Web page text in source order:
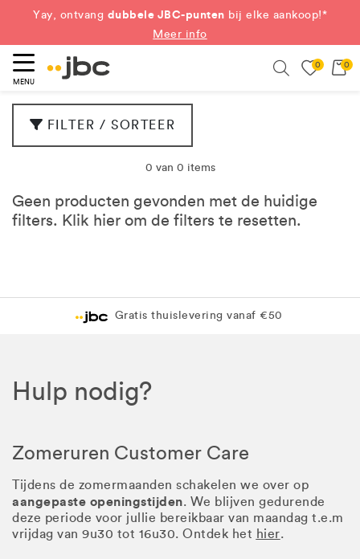
Yay, ontvang dubbele JBC-punten bij elke aankoop!*
Meer info
MENU
0 0
FILTER / SORTEER
0 van 0 items
Geen producten gevonden met de huidige
filters. Klik hier om de filters te resetten.
Gratis thuislevering vanaf €50
Hulp nodig?
Zomeruren Customer Care
Tijdens de zomermaanden schakelen we over op
aangepaste openingstijden. We blijven gedurende
deze periode voor jullie bereikbaar van maandag t.e.m
vrijdag van 9u30 tot 16u30. Ontdek het hier.